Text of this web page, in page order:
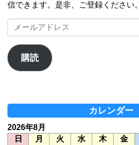
信できます。是非、ご登録ください。
メ
ー
ア
ド
購読
カレンダー
2026年8月
日
月 火 水 木 金